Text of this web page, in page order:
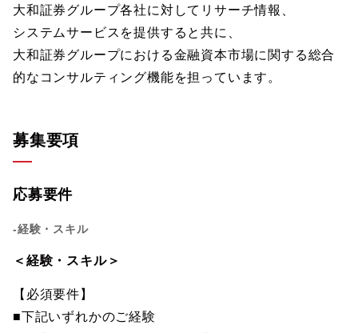
大和証券グループ各社に対してリサーチ情報、
システムサービスを提供すると共に、
大和証券グループにおける金融資本市場に関する総合
的なコンサルティング機能を担っています。
募集要項
応募要件
-経験・スキル
＜経験・スキル＞
【必須要件】
■下記いずれかのご経験